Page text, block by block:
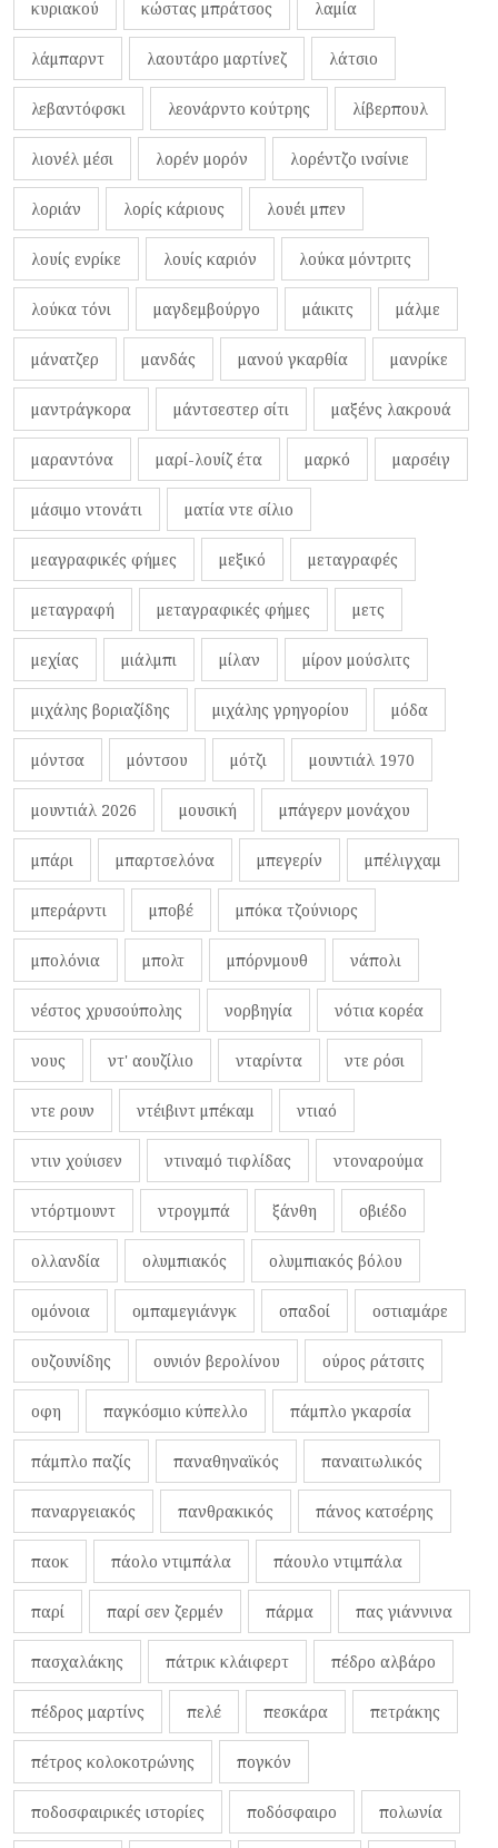
κυριακού κώστας μπράτσος λαμία
λάμπαρντ λαουτάρο μαρτίνεζ λάτσιο
λεβαντόφσκι λεονάρντο κούτρης λίβερπουλ
λιονέλ μέσι λορέν μορόν λορέντζο ινσίνιε
λοριάν λορίς κάριους λουέι μπεν
λουίς ενρίκε λουίς καριόν λούκα μόντριτς
λούκα τόνι μαγδεμβούργο μάικιτς μάλμε
μάνατζερ μανδάς μανού γκαρθία μανρίκε
μαντράγκορα μάντσεστερ σίτι μαξένς λακρουά
μαραντόνα μαρί-λουίζ έτα μαρκό μαρσέιγ
μάσιμο ντονάτι ματία ντε σίλιο
μεαγραφικές φήμες μεξικό μεταγραφές
μεταγραφή μεταγραφικές φήμες μετς
μεχίας μιάλμπι μίλαν μίρον μούσλιτς
μιχάλης βοριαζίδης μιχάλης γρηγορίου μόδα
μόντσα μόντσου μότζι μουντιάλ 1970
μουντιάλ 2026 μουσική μπάγερν μονάχου
μπάρι μπαρτσελόνα μπεγερίν μπέλιγχαμ
μπεράρντι μποβέ μπόκα τζούνιορς
μπολόνια μπολτ μπόρνμουθ νάπολι
νέστος χρυσούπολης νορβηγία νότια κορέα
νους ντ' αουζίλιο νταρίντα ντε ρόσι
ντε ρουν ντέιβιντ μπέκαμ ντιαό
ντιν χούισεν ντιναμό τιφλίδας ντοναρούμα
ντόρτμουντ ντρογμπά ξάνθη οβιέδο
ολλανδία ολυμπιακός ολυμπιακός βόλου
ομόνοια ομπαμεγιάνγκ οπαδοί οστιαμάρε
ουζουνίδης ουνιόν βερολίνου ούρος ράτσιτς
οφη παγκόσμιο κύπελλο πάμπλο γκαρσία
πάμπλο παζίς παναθηναϊκός παναιτωλικός
παναργειακός πανθρακικός πάνος κατσέρης
παοκ πάολο ντιμπάλα πάουλο ντιμπάλα
παρί παρί σεν ζερμέν πάρμα πας γιάννινα
πασχαλάκης πάτρικ κλάιφερτ πέδρο αλβάρο
πέδρος μαρτίνς πελέ πεσκάρα πετράκης
πέτρος κολοκοτρώνης πογκόν
ποδοσφαιρικές ιστορίες ποδόσφαιρο πολωνία